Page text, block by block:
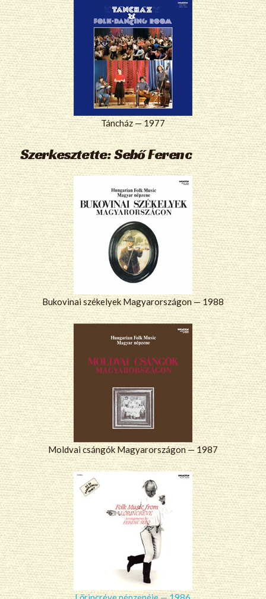
Táncház — 1977
Szerkesztette: Sebő Ferenc
Bukovinai székelyek Magyarországon — 1988
Moldvai csángók Magyarországon — 1987